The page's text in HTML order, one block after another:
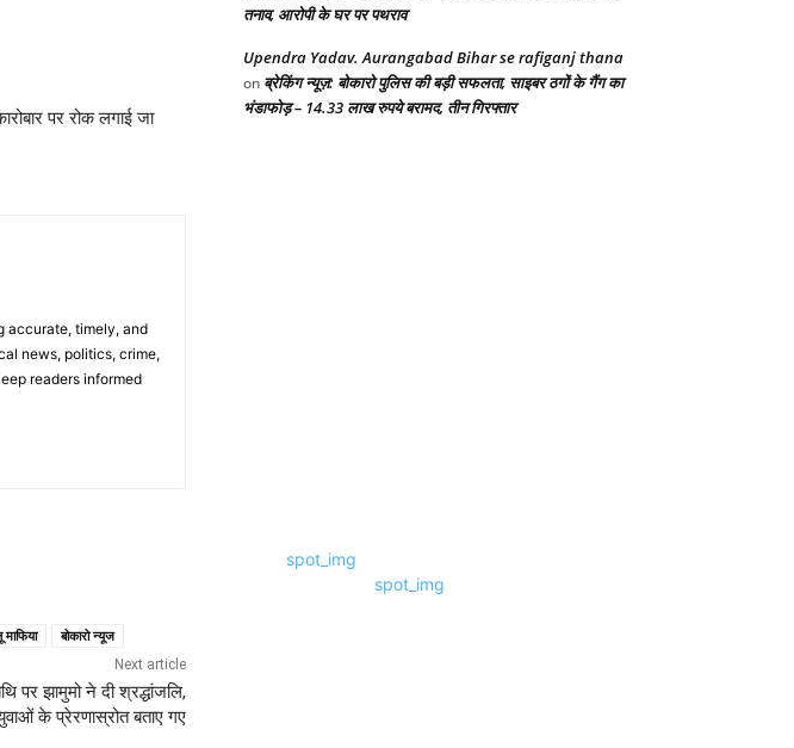
पर रोक लगाई जा
accurate, timely, and
news, politics, crime,
readers informed
माफिया बोकारो न्यूज
Next article
पर झामुमो ने दी श्रद्धांजलि,
के प्रेरणास्रोत बताए गए
तनाव, आरोपी के घर पर पथराव
Upendra Yadav. Aurangabad Bihar se rafiganj thana
on ब्रेकिंग न्यूज़: बोकारो पुलिस की बड़ी सफलता, साइबर ठगों के गैंग का
भंडाफोड़ – 14.33 लाख रुपये बरामद, तीन गिरफ्तार